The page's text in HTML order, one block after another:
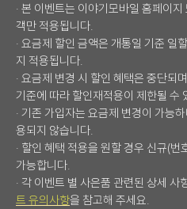
· 본 이벤트는 이야기모바일 홈페이
객만 적용됩니다.
· 요금제 할인 금액은 개통일 기준 일
지 적용됩니다.
· 요금제 변경 시 할인 혜택은 중단되
기준에 따라 할인재적용이 제한될 수
· 기존 가입자는 요금제 변경이 가능
용되지 않습니다.
· 할인 혜택 적용을 원할 경우 신규(번
가능합니다.
· 각 이벤트 별 사은품 관련된 상세 사
트 유의사항을 참고해 주세요.